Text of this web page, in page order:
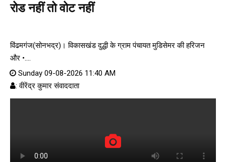
रोड नहीं तो वोट नहीं
विंढमगंज(सोनभद्र)। विकासखंड दुद्धी के ग्राम पंचायत मुडिसेमर की हरिजन
और •....
Sunday 09-08-2026 11:40 AM
: वीरेंद्र कुमार संवाददाता